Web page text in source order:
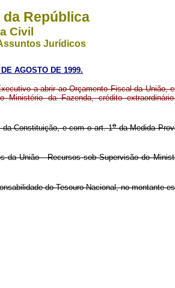
República
Civil
Jurídicos
AGOSTO DE 1999.
a abrir ao Orçamento Fiscal da União,
Ministério da Fazenda, crédito
Constituição, e com o art. 1oda Medida
União - Recursos sob Supervisão do
do Tesouro Nacional, no montante